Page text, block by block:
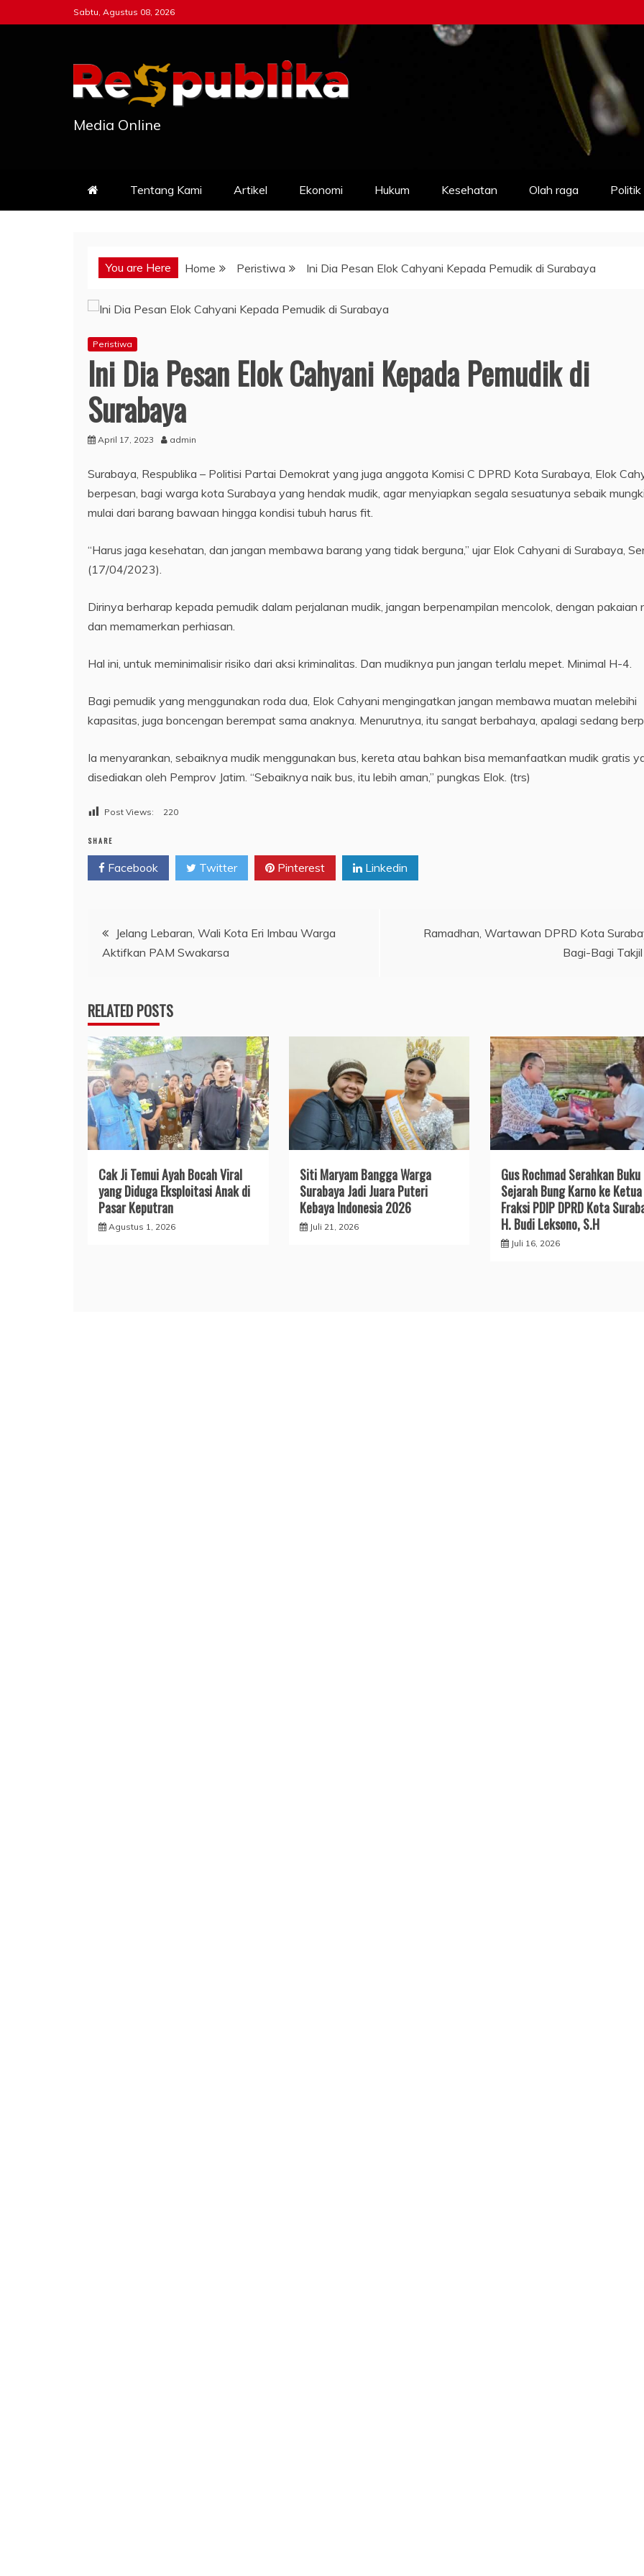
to
Sabtu, Agustus 08, 2026
Media Online
Tentang Kami Artikel Ekonomi Hukum Kesehatan Olah raga Politik
You are Here Home Peristiwa Ini Dia Pesan Elok Cahyani Kepada Pemudik di Surabaya
Peristiwa
Ini Dia Pesan Elok Cahyani Kepada Pemudik di
Surabaya
April 17, 2023 admin
Surabaya, Respublika – Politisi Partai Demokrat yang juga anggota Komisi C DPRD Kota Surabaya, Elok
berpesan, bagi warga kota Surabaya yang hendak mudik, agar menyiapkan segala sesuatunya sebaik
mulai dari barang bawaan hingga kondisi tubuh harus fit.
“Harus jaga kesehatan, dan jangan membawa barang yang tidak berguna,” ujar Elok Cahyani di Surabaya,
(17/04/2023).
Dirinya berharap kepada pemudik dalam perjalanan mudik, jangan berpenampilan mencolok, dengan pakaian
dan memamerkan perhiasan.
Hal ini, untuk meminimalisir risiko dari aksi kriminalitas. Dan mudiknya pun jangan terlalu mepet. Minimal H-4.
Bagi pemudik yang menggunakan roda dua, Elok Cahyani mengingatkan jangan membawa muatan melebihi
kapasitas, juga boncengan berempat sama anaknya. Menurutnya, itu sangat berbahaya, apalagi sedang
Ia menyarankan, sebaiknya mudik menggunakan bus, kereta atau bahkan bisa memanfaatkan mudik gratis
disediakan oleh Pemprov Jatim. “Sebaiknya naik bus, itu lebih aman,” pungkas Elok. (trs)
Post Views: 220
SHARE
Facebook Twitter Pinterest Linkedin
Navigasi
pos
Jelang Lebaran, Wali Kota Eri Imbau Warga
Aktifkan PAM Swakarsa
Ramadhan, Wartawan DPRD Kota
Bagi-Bagi Takjil
RELATED POSTS
Cak Ji Temui Ayah Bocah Viral
yang Diduga Eksploitasi Anak di
Pasar Keputran
Agustus 1, 2026
Siti Maryam Bangga Warga
Surabaya Jadi Juara Puteri
Kebaya Indonesia 2026
Juli 21, 2026
Gus Rochmad Serahkan Buku
Sejarah Bung Karno ke Ketua
Fraksi PDIP DPRD Kota
H. Budi Leksono, S.H
Juli 16, 2026